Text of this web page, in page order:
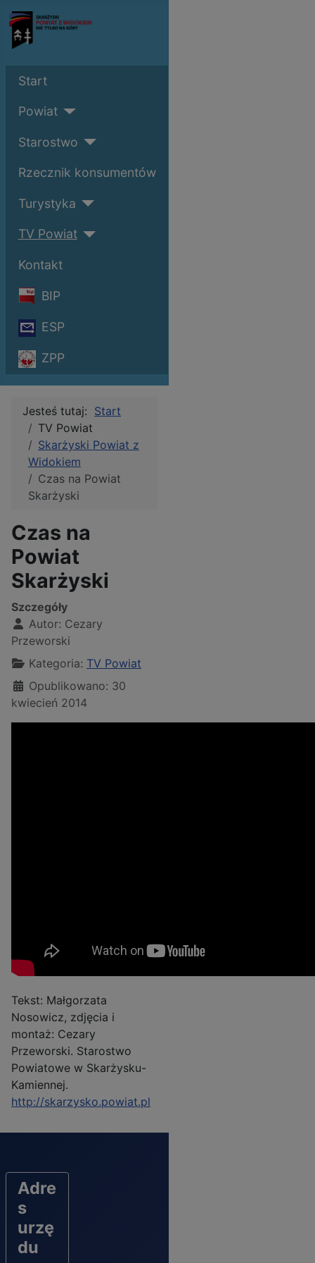
Start
Powiat
Starostwo
Rzecznik konsumentów
Turystyka
TV Powiat
Kontakt
BIP
ESP
ZPP
Jesteś tutaj: Start
TV Powiat
Skarżyski Powiat z
Widokiem
Czas na Powiat
Skarżyski
Czas na
Powiat
Skarżyski
Szczegóły
Autor: Cezary
Przeworski
Kategoria: TV Powiat
Opublikowano: 30
kwiecień 2014
Tekst: Małgorzata
Nosowicz, zdjęcia i
montaż: Cezary
Przeworski. Starostwo
Powiatowe w Skarżysku-
Kamiennej.
http://skarzysko.powiat.pl
Adre
s
urzę
du